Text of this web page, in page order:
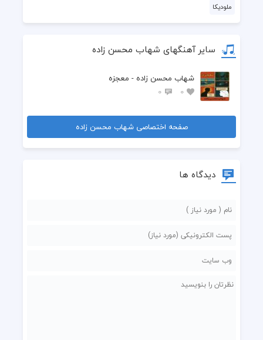
ملودیکا
سایر آهنگهای شهاب محسن زاده
شهاب محسن زاده - معجزه
0
0
صفحه اختصاصی شهاب محسن زاده
دیدگاه ها